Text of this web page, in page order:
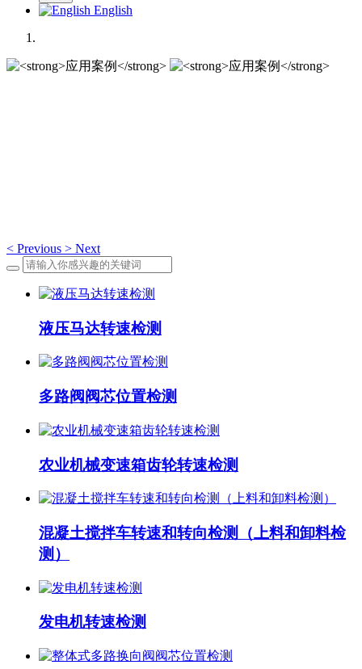
English
< Previous > Next
液压马达转速检测
多路阀阀芯位置检测
农业机械变速箱齿轮转速检测
混凝土搅拌车转速和转向检测（上料和卸料检
测）
发电机转速检测